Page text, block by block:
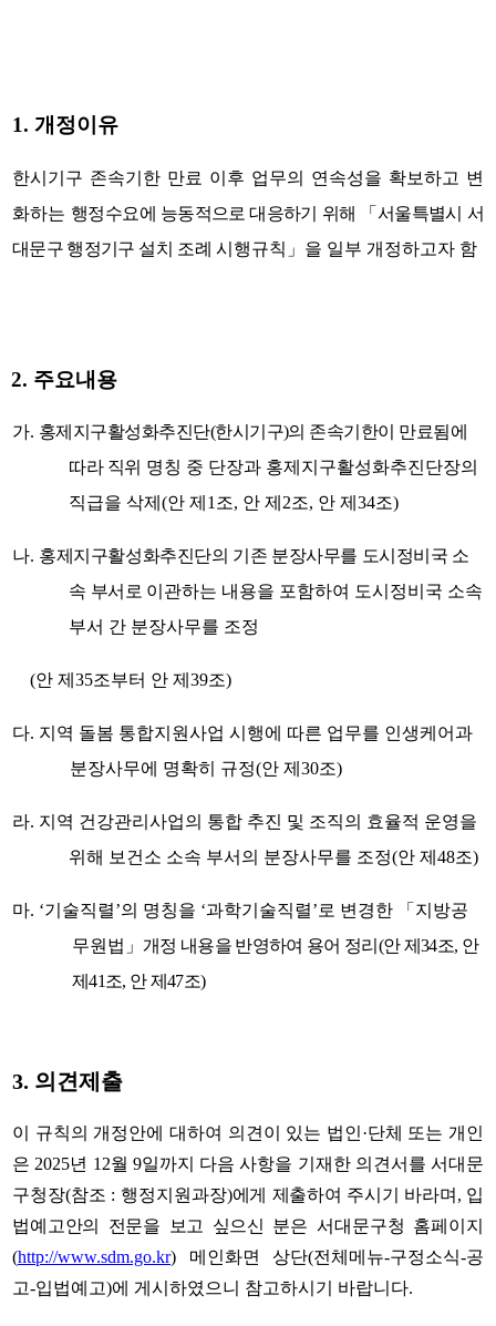
1. 개정이유
한시기구 존속기한 만료 이후 업무의 연속성을 확보하고 변
화하는 행정수요에 능동적으로 대응하기 위해 「서울특별시 서
대문구 행정기구 설치 조례 시행규칙 」 을 일부 개정하고자 함
2. 주요내용
가. 홍제지구활성화추진단(한시기구)의 존속기한이 만료됨에
따라 직위 명칭 중 단장과 홍제지구활성화추진단장의
직급을 삭제(안 제 1조, 안 제2조, 안 제34조)
나. 홍제지구활성화추진단의 기존 분장사무를 도시정비국 소
속 부서로 이관하는 내용을 포함하여 도시정비국 소속
부서 간 분장사무를 조정
(안 제 35조부터 안 제 39조)
다. 지역 돌봄 통합지원사업 시행에 따른 업무를 인생케어과
분장사무에 명확히 규정(안 제 30조)
라. 지역 건강관리사업의 통합 추진 및 조직의 효율적 운영을
위해 보건소 소속 부서의 분장사무를 조정(안 제48조)
마. ‘기술직렬’의 명칭을 ‘과학기술직렬’로 변경한 「 지방공
무원법 」 개정 내용을 반영하여 용어 정리 (안 제 34조, 안
제41조, 안 제 47조)
3. 의견제출
이 규칙의 개정안에 대하여 의견이 있는 법인·단체 또는 개인
은2025년 12월 9일까지 다음 사항을 기재한 의견서를 서대문
구청장(참조 : 행정지원과장)에게 제출하여 주시기 바라며 , 입
법예고안의 전문을 보고 싶으신 분은 서대문구청 홈페이지
(http://www.sdm.go.kr) 메인화면 상단(전체메뉴-구정소식-공
고-입법예고)에 게시하였으니 참고하시기 바랍니다.